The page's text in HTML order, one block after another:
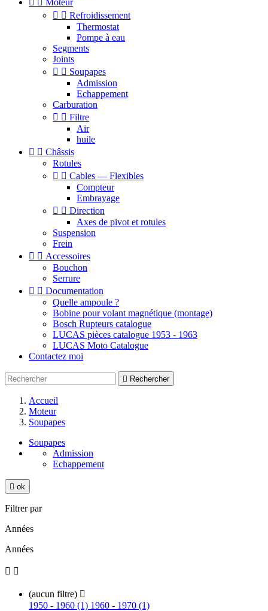
  Moteur
  Refroidissement
Thermostat
Pompe à eau
Segments
Joints
  Soupapes
Admission
Echappement
Carburation
  Filtre
Air
huile
  Châssis
Rotules
  Cables — Flexibles
Compteur
Embrayage
  Direction
Axes de pivot et rotules
Suspension
Frein
  Accessoires
Bouchon
Serrure
  Documentation
Quelle ampoule ?
Bobine pour volant magnétique (montage)
Bosch Rupteurs catalogue
LUCAS pièces catalogue 1953 - 1963
LUCAS Moto Catalogue
Contactez moi
 Rechercher
Accueil
Moteur
Soupapes
Soupapes
Admission
Echappement
 ok
Filtrer par
Années
Années
 
(aucun filtre) 
1950 - 1960 (1) 1960 - 1970 (1)